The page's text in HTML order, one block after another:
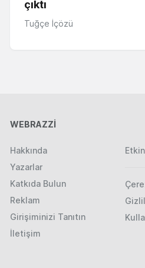
çıktı
Tuğçe İçözü
WEBRAZZİ
Hakkında
Yazarlar
Katkıda Bulun
Reklam
Girişiminizi Tanıtın
İletişim